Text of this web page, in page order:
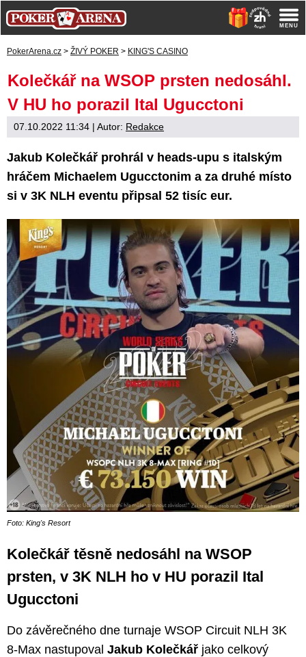
PokerArena.cz > ŽIVÝ POKER > KING'S CASINO
Kolečkář na WSOP prsten nedosáhl.
V HU ho porazil Ital Ugucctoni
07.10.2022 11:34 | Autor: Redakce
Jakub Kolečkář prohrál v heads-upu s italským
hráčem Michaelem Ugucctonim a za druhé místo
si v 3K NLH eventu připsal 52 tisíc eur.
Foto: King's Resort
Kolečkář těsně nedosáhl na WSOP
prsten, v 3K NLH ho v HU porazil Ital
Ugucctoni
Do závěrečného dne turnaje WSOP Circuit NLH 3K
8-Max nastupoval Jakub Kolečkář jako celkový